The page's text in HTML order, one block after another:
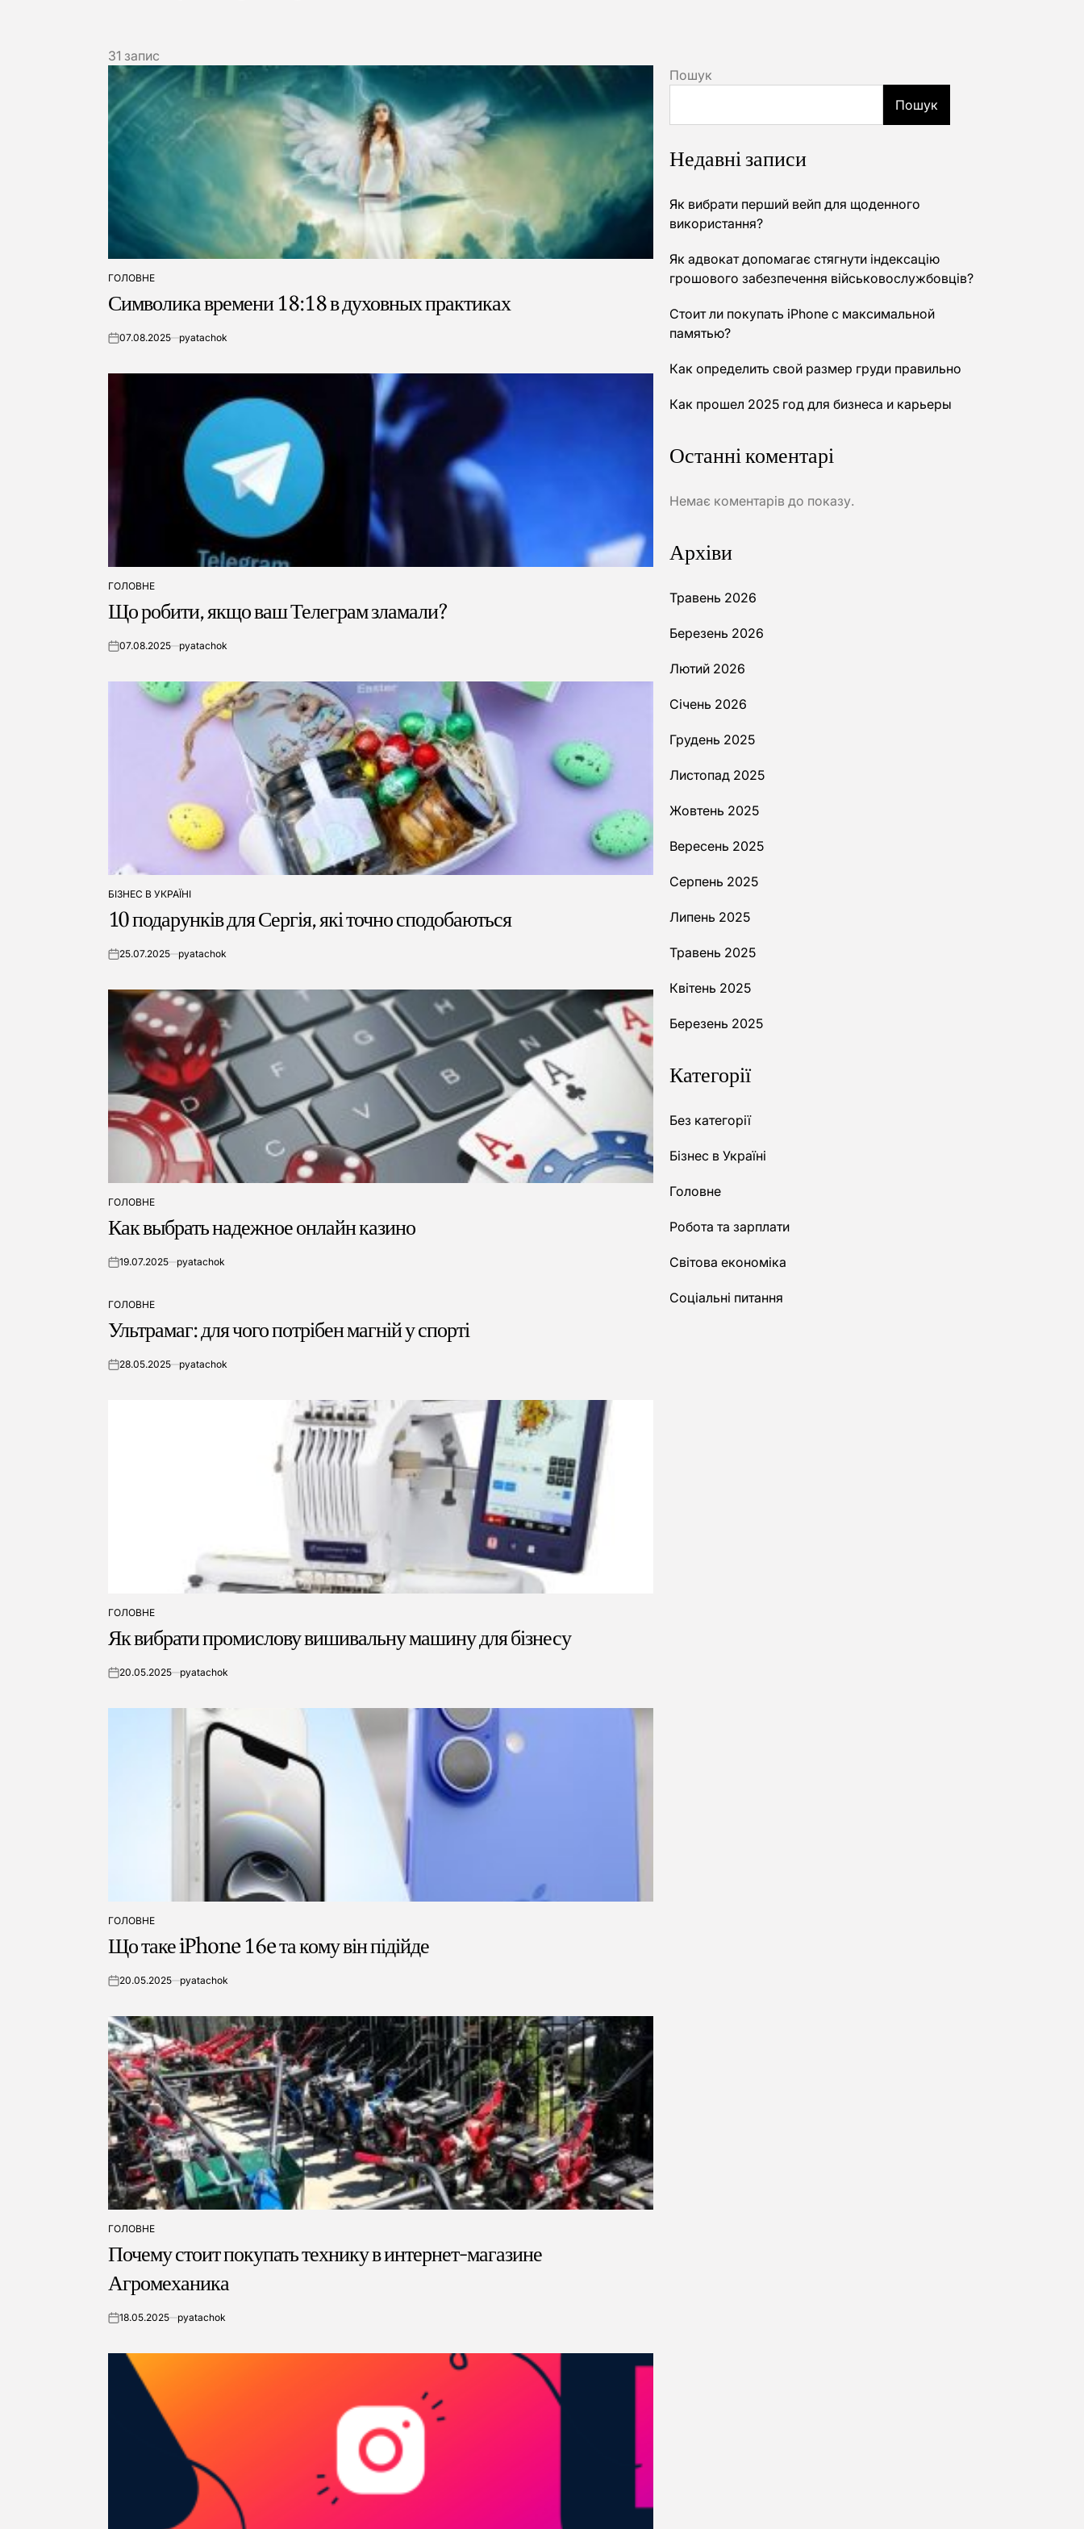
31 запис
ОПУБЛІКУВАТИ
У
ГОЛОВНЕ
Символика времени 18:18 в духовных практиках
on07.08.2025 pyatachok
ОПУБЛІКУВАТИ
У
ГОЛОВНЕ
Що робити, якщо ваш Телеграм зламали?
on07.08.2025 pyatachok
ОПУБЛІКУВАТИ
У
БІЗНЕС В УКРАЇНІ
10 подарунків для Сергія, які точно сподобаються
on25.07.2025 pyatachok
ОПУБЛІКУВАТИ
У
ГОЛОВНЕ
Как выбрать надежное онлайн казино
on19.07.2025 pyatachok
ОПУБЛІКУВАТИ
У
ГОЛОВНЕ
Ультрамаг: для чого потрібен магній у спорті
on28.05.2025 pyatachok
ОПУБЛІКУВАТИ
У
ГОЛОВНЕ
Як вибрати промислову вишивальну машину для бізнесу
on20.05.2025 pyatachok
ОПУБЛІКУВАТИ
У
ГОЛОВНЕ
Що таке iPhone 16e та кому він підійде
on20.05.2025 pyatachok
ОПУБЛІКУВАТИ
У
ГОЛОВНЕ
Почему стоит покупать технику в интернет-магазине
Агромеханика
on18.05.2025 pyatachok
Пошук
Пошук
Недавні записи
Як вибрати перший вейп для щоденного
використання?
Як адвокат допомагає стягнути індексацію
грошового забезпечення військовослужбовців?
Стоит ли покупать iPhone с максимальной
памятью?
Как определить свой размер груди правильно
Как прошел 2025 год для бизнеса и карьеры
Останні коментарі
Немає коментарів до показу.
Архіви
Травень 2026
Березень 2026
Лютий 2026
Січень 2026
Грудень 2025
Листопад 2025
Жовтень 2025
Вересень 2025
Серпень 2025
Липень 2025
Травень 2025
Квітень 2025
Березень 2025
Категорії
Без категорії
Бізнес в Україні
Головне
Робота та зарплати
Світова економіка
Соціальні питання